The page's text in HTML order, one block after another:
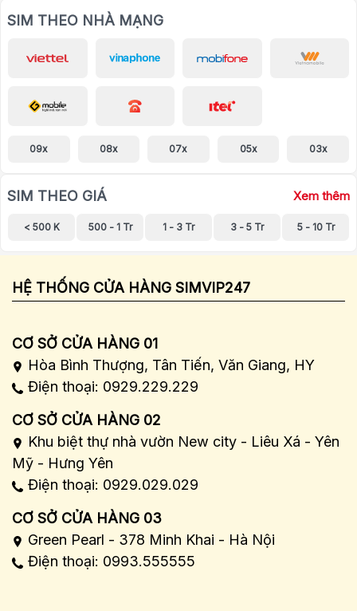
SIM THEO NHÀ MẠNG
09x 08x 07x 05x 03x
SIM THEO GIÁ Xem thêm
< 500 K 500 - 1 Tr 1 - 3 Tr 3 - 5 Tr 5 - 10 Tr
HỆ THỐNG CỬA HÀNG SIMVIP247
CƠ SỞ CỬA HÀNG 01
Hòa Bình Thượng, Tân Tiến, Văn Giang, HY
Điện thoại: 0929.229.229
CƠ SỞ CỬA HÀNG 02
Khu biệt thự nhà vườn New city - Liêu Xá - Yên
Mỹ - Hưng Yên
Điện thoại: 0929.029.029
CƠ SỞ CỬA HÀNG 03
Green Pearl - 378 Minh Khai - Hà Nội
Điện thoại: 0993.555555